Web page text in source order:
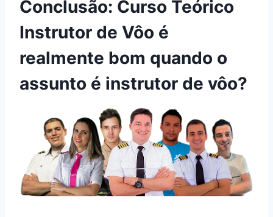
Conclusão: Curso Teórico
Instrutor de Vôo é
realmente bom quando o
assunto é instrutor de vôo?